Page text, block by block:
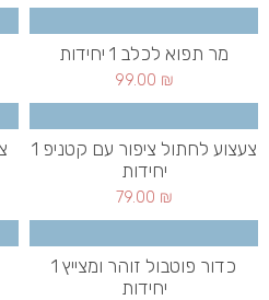
מר תפוא לכלב 1 יחידות
99.00 ₪
צעצוע לחתול ציפור עם קטניפ 1
יחידות
79.00 ₪
כדור פוטבול זוהר ומצייץ 1
יחידות